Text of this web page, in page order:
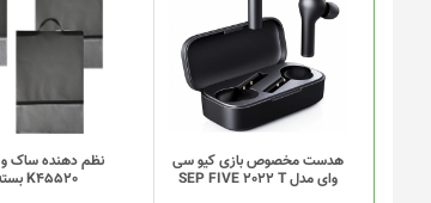
هدست مخصوص بازی کیو سی
وای مدل SEP FIVE 2022 T
دارای
انواع
مختلفی
می
باشد.
گزینه
ها
نظم دهنده ساک و
K45520 بسته 4 عددی